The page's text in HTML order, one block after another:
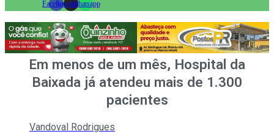
FacebookInstagramWhatsapp
Em menos de um mês, Hospital da
Baixada já atendeu mais de 1.300
pacientes
Vandoval Rodrigues